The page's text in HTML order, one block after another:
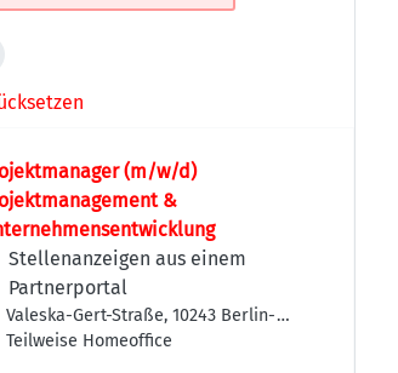
(m/w/d)
&
Stellenanzeigen aus einem
Partnerportal
Valeska-Gert-Straße, 10243 Berlin-
Bezirk Friedrichshain-Kreuzberg,
Teilweise Homeoffice